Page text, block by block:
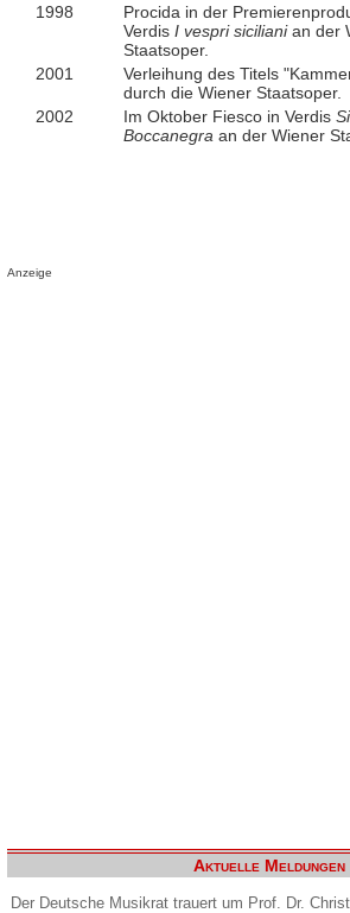
1998
Procida in der
Verdis I vespri sicilianian der
Staatsoper.
2001
Verleihung des Titels
durch die Wiener Staatsoper.
2002
Im Oktober Fiesco in Verdis
Boccanegra an der Wiener
Anzeige
Aktuelle Meldungen
Der Deutsche Musikrat trauert um Prof. Dr.